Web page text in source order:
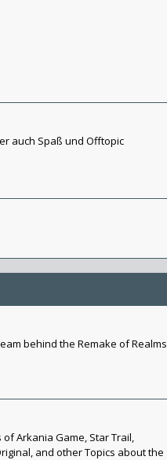
auch Spaß und Offtopic
behind the Remake of Realms
Arkania Game, Star Trail,
and other Topics about the